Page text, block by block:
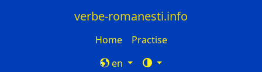
verbe-romanesti.info
Home
Practise
en